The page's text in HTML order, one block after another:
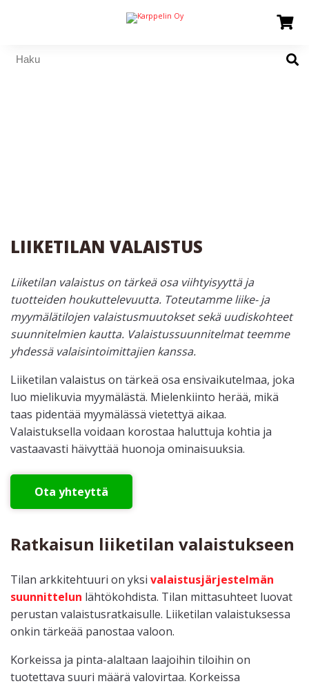
LIIKETILAN VALAISTUS
Liiketilan valaistus on tärkeä osa viihtyisyyttä ja
tuotteiden houkuttelevuutta. Toteutamme liike- ja
myymälätilojen valaistusmuutokset sekä uudiskohteet
suunnitelmien kautta. Valaistussuunnitelmat teemme
yhdessä valaisintoimittajien kanssa.
Liiketilan valaistus on tärkeä osa ensivaikutelmaa, joka
luo mielikuvia myymälästä. Mielenkiinto herää, mikä
taas pidentää myymälässä vietettyä aikaa.
Valaistuksella voidaan korostaa haluttuja kohtia ja
vastaavasti häivyttää huonoja ominaisuuksia.
Ota yhteyttä
Ratkaisun liiketilan valaistukseen
Tilan arkkitehtuuri on yksi valaistusjärjestelmän
suunnittelun lähtökohdista. Tilan mittasuhteet luovat
perustan valaistusratkaisulle. Liiketilan valaistuksessa
onkin tärkeää panostaa valoon.
Korkeissa ja pinta-alaltaan laajoihin tiloihin on
tuotettava suuri määrä valovirtaa. Korkeissa